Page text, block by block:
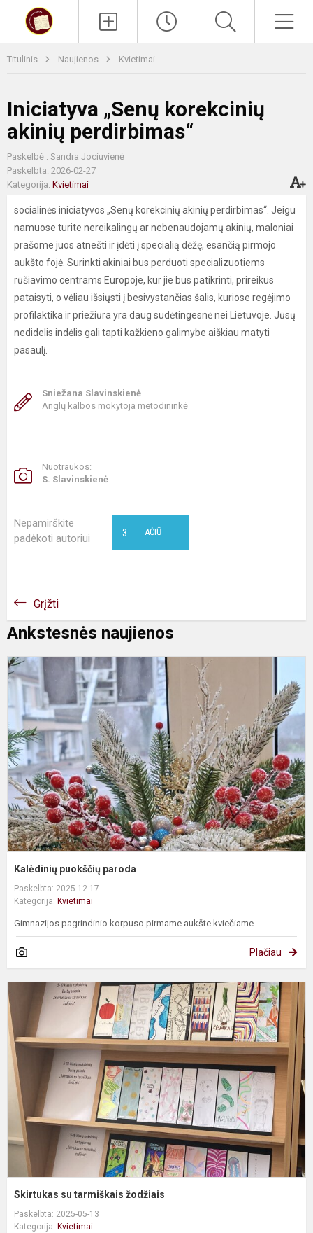
Titulinis Naujienos Kvietimai
Iniciatyva „Senų korekcinių
akinių perdirbimas“
Paskelbė : Sandra Jociuvienė
Paskelbta: 2026-02-27
Kategorija: Kvietimai
socialinės iniciatyvos „Senų korekcinių akinių perdirbimas“. Jeigu
namuose turite nereikalingų ar nebenaudojamų akinių, maloniai
prašome juos atnešti ir įdėti į specialią dėžę, esančią pirmojo
aukšto fojė. Surinkti akiniai bus perduoti specializuotiems
rūšiavimo centrams Europoje, kur jie bus patikrinti, prireikus
pataisyti, o vėliau išsiųsti į besivystančias šalis, kuriose regėjimo
profilaktika ir priežiūra yra daug sudėtingesnė nei Lietuvoje. Jūsų
nedidelis indėlis gali tapti kažkieno galimybe aiškiau matyti
pasaulį.
Sniežana Slavinskienė
Anglų kalbos mokytoja metodininkė
Nuotraukos:
S. Slavinskienė
Nepamirškite
padėkoti autoriui
AČIŪ
3
Grįžti
Ankstesnės naujienos
Kalėdinių puokščių paroda
Paskelbta: 2025-12-17
Kategorija: Kvietimai
Gimnazijos pagrindinio korpuso pirmame aukšte kviečiame...
Plačiau
Skirtukas su tarmiškais žodžiais
Paskelbta: 2025-05-13
Kategorija: Kvietimai